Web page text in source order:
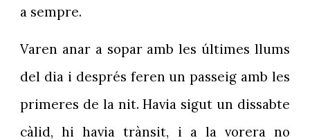
a sempre.
Varen anar a sopar amb les últimes llums
del dia i després feren un passeig amb les
primeres de la nit. Havia sigut un dissabte
càlid, hi havia trànsit, i a la vorera no